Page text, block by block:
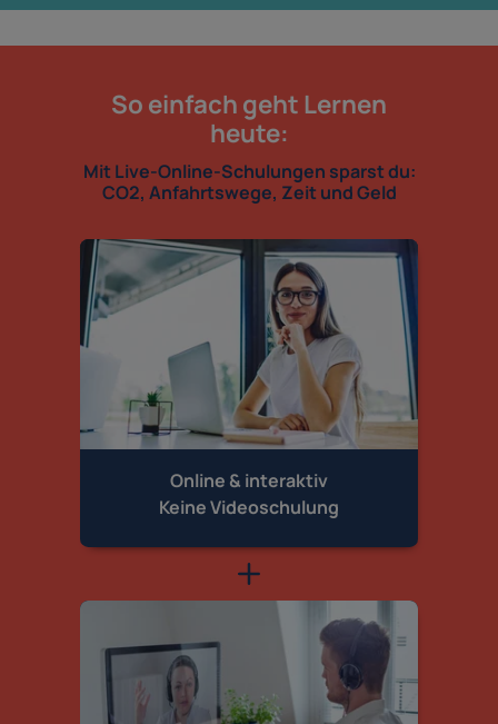
So einfach geht Lernen
heute:
Mit Live-Online-Schulungen sparst du:
CO2, Anfahrtswege, Zeit und Geld
Online & interaktiv
Keine Videoschulung